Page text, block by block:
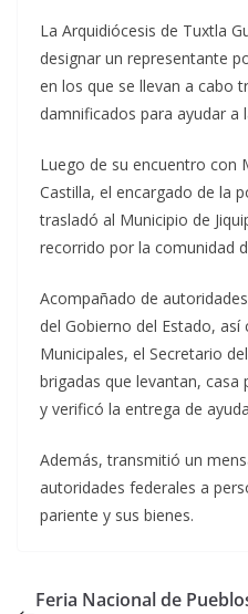
La Arquidiócesis de Tuxtla
designar un representante
en los que se llevan a cabo
damnificados para ayudar a
Luego de su encuentro con
Castilla, el encargado de la
trasladó al Municipio de
recorrido por la comunidad
Acompañado de
del Gobierno del Estado,
Municipales, el Secretario
brigadas que levantan, casa
y verificó la entrega de
Además, transmitió un
autoridades federales a
pariente y sus bienes.
Feria Nacional de